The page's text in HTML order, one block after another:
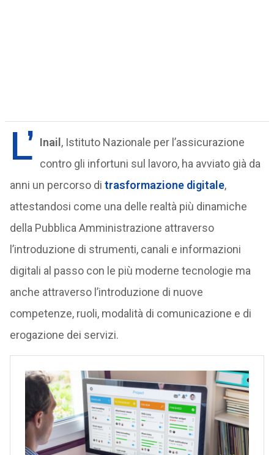
L’ Inail , Istituto Nazionale per l’assicurazione
contro gli infortuni sul lavoro, ha avviato già da
anni un percorso di trasformazione digitale,
attestandosi come una delle realtà più dinamiche
della Pubblica Amministrazione attraverso
l’introduzione di strumenti, canali e informazioni
digitali al passo con le più moderne tecnologie ma
anche attraverso l’introduzione di nuove
competenze, ruoli, modalità di comunicazione e di
erogazione dei servizi.